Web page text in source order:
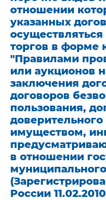
отношении
указанных
торгов в форме
"Правилами
или аукционов
заключения
договоров
пользования,
имуществом,
в отношении
России